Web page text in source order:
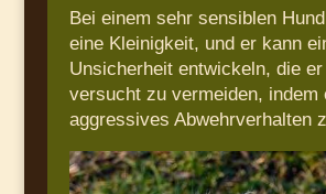
Bei einem sehr sensiblen
eine Kleinigkeit, und er kann
Unsicherheit entwickeln, die
versucht zu vermeiden, indem
aggressives Abwehrverhalten